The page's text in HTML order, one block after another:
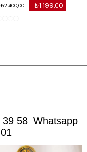
₺1.199,00
₺2.400,00
39 58 Whatsapp